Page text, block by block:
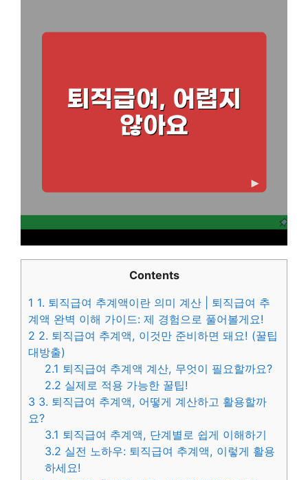
Contents
1 1. 퇴직급여 추계액이란 의미 계산 | 퇴직급여 추
계액 완벽 이해 가이드: 제 경험으로 풀어볼게요!
2 2. 퇴직급여 추계액, 이것만 준비하면 돼요! (꿀팁
대방출)
2.1 퇴직급여 추계액 계산, 무엇이 필요할까요?
2.2 실제로 적용 가능한 꿀팁!
3 3. 퇴직급여 추계액, 어떻게 계산하고 활용할까
요?
3.1 퇴직급여 추계액, 단계별로 쉽게 이해하기
3.2 실전 노하우: 퇴직급여 추계액, 이렇게 활용
하세요!